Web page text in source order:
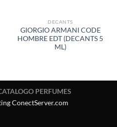
DECANTS
GIORGIO ARMANI CODE
HOMBRE EDT (DECANTS 5
ML)
PERFUMES
ConectServer.com